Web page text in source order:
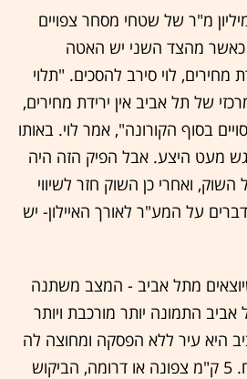
מ"ר של שטחי מסחר צפויים
כאשר מהצד השני יש האטה
מחירים, לוי סירב להסכים. "תלוי
של תל אביב אין ירידת מחירים,
בסוף הקורונה", אמר לוי. באותו
מעט היצע. אבל הפיק הזה היה
ואחרי כן השוק חזר לשיווי
על המע"ר לאורך האיילון- יש
מתל אביב - המצב משתנה
אביב התמונה יותר מורכבת ויותר
היא עיר ללא הפסקה ומחוצה לה
העולם הרבה יותר קשוח. 5 ק"מ צפונה או דרומה, הביקוש